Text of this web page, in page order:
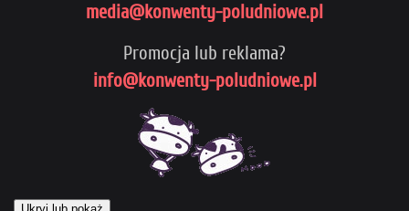
media@konwenty-poludniowe.pl
Promocja lub reklama?
info@konwenty-poludniowe.pl